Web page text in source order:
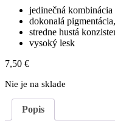
jedinečná
dokonalá
stredne hustá
vysoký lesk
7,50 €
Nie je na sklade
Popis